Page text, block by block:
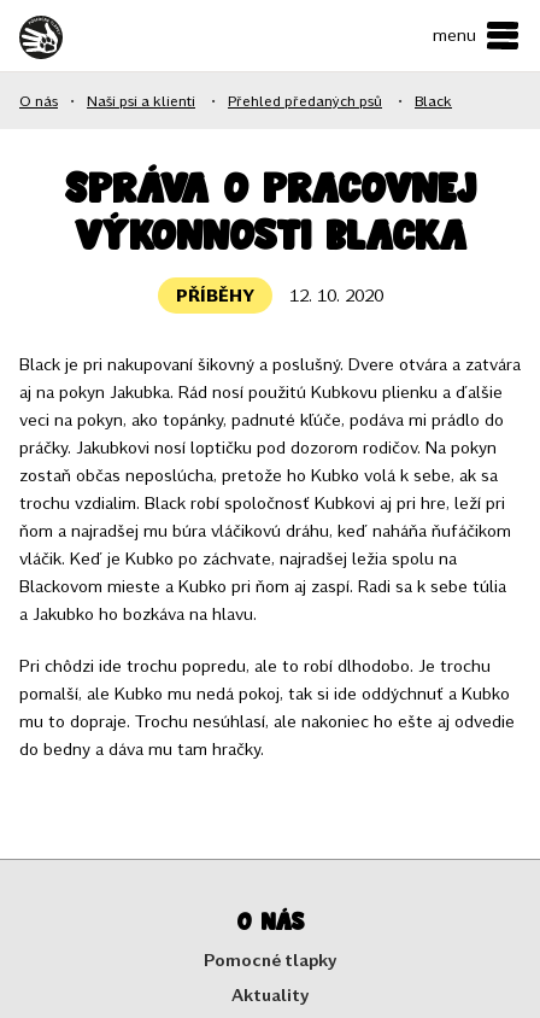
menu
O NÁS
NAŠE SLUŽBY
JAK MŮŽETE POMOCI?
E-shop
Podpořit
O nás • Naši psi a klienti • Přehled předaných psů • Black
Správa o pracovnej
výkonnosti Blacka
PŘÍBĚHY 12. 10. 2020
Black je pri nakupovaní šikovný a poslušný. Dvere otvára a zatvára
aj na pokyn Jakubka. Rád nosí použitú Kubkovu plienku a ďalšie
veci na pokyn, ako topánky, padnuté kľúče, podáva mi prádlo do
práčky. Jakubkovi nosí loptičku pod dozorom rodičov. Na pokyn
zostaň občas neposlúcha, pretože ho Kubko volá k sebe, ak sa
trochu vzdialim. Black robí spoločnosť Kubkovi aj pri hre, leží pri
ňom a najradšej mu búra vláčikovú dráhu, keď naháňa ňufáčikom
vláčik. Keď je Kubko po záchvate, najradšej ležia spolu na
Blackovom mieste a Kubko pri ňom aj zaspí. Radi sa k sebe túlia
a Jakubko ho bozkáva na hlavu.
Pri chôdzi ide trochu popredu, ale to robí dlhodobo. Je trochu
pomalší, ale Kubko mu nedá pokoj, tak si ide oddýchnuť a Kubko
mu to dopraje. Trochu nesúhlasí, ale nakoniec ho ešte aj odvedie
do bedny a dáva mu tam hračky.
O nás
Pomocné tlapky
Aktuality